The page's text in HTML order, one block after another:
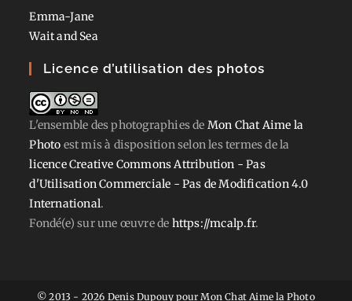
Emma-Jane
Wait and Sea
Licence d’utilisation des photos
L'ensemble des photographiesde Mon Chat Aime la
Photo est mis à disposition selon les termes de la
licence Creative Commons Attribution - Pas
d'Utilisation Commerciale - Pas de Modification 4.0
International.
Fondé(e) sur une œuvre de https://mcalp.fr.
© 2013 - 2026 Denis Dupouy pour Mon Chat Aime la Photo